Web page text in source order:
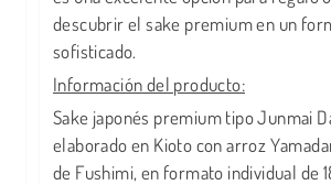
descubrir el sake premium en un
sofisticado.
Información del producto:
Sake japonés premium tipo Junmai
elaborado en Kioto con arroz
de Fushimi, en formato individual de